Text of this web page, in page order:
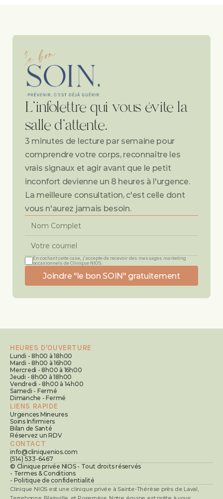
L'infolettre qui vous évite la
salle d'attente.
3 minutes de lecture par semaine pour
comprendre votre corps, reconnaître les
vrais signaux et agir avant que le petit
inconfort devienne un 8 heures à l'urgence.
La meilleure consultation, c'est celle dont
vous n'aurez jamais besoin.
En cochant cette case, j'accepte de recevoir des messages marketing
occasionnels de Clinique NIOS.
Joindre "le bon SOIN" gratuitement
HEURES D'OUVERTURE
Lundi - 8h00 à 18h00
Mardi - 8h00 à 16h00
Mercredi - 8h00 à 16h00
Jeudi - 8h00 à 18h00
Vendredi - 8h00 à 14h00
Samedi - Fermé
Dimanche - Fermé
LIENS RAPIDE
Urgences Mineures
Soins Infirmiers
Bilan de Santé
Réservez un RDV
CONTACT
info@cliniquenios.com
(514) 533-6467
© Clinique privée NIOS - Tout droits réservés
- Termes & Conditions
- Politique de confidentialité
Clinique NIOS est une clinique privée à Sainte-Thérèse près de Laval,